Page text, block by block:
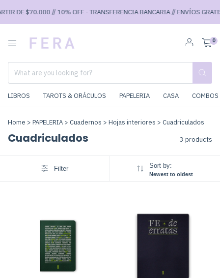
DE $70.000 // 10% OFF - TRANSFERENCIA BANCARIA // ENVÍOS
0
LIBROS TAROTS & ORÁCULOS PAPELERIA CASA
Home > PAPELERIA > Cuadernos > Hojas interiores > Cuadriculados
Cuadriculados 3 products
Filter Sort by:
Newest to oldest